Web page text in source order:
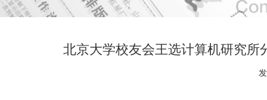
北京大学校友会王选计算机研究